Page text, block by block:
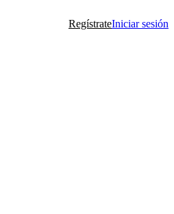
RegístrateIniciar sesión